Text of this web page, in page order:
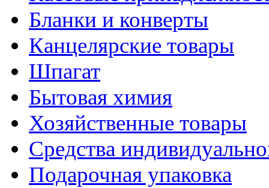
Бланки и конверты
Канцелярские товары
Шпагат
Бытовая химия
Хозяйственные товары
Средства
Подарочная упаковка